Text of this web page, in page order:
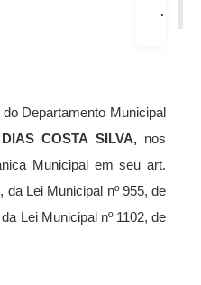
.
Departamento Municipal
COSTA SILVA, nos
Municipal em seu art.
da Lei Municipal nº 955, de
Lei Municipal nº 1102, de